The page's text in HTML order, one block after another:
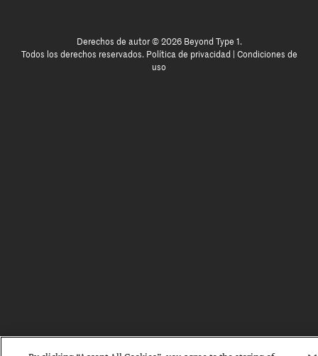
Derechos de autor © 2026 Beyond Type 1.
Todos los derechos reservados. Política de privacidad
Condiciones de
uso